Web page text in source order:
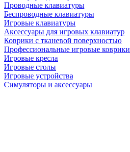
Проводные клавиатуры
Беспроводные клавиатуры
Игровые клавиатуры
Аксессуары для игровых клавиатур
Коврики с тканевой поверхностью
Профессиональные игровые коврики
Игровые кресла
Игровые столы
Игровые устройства
Симуляторы и аксессуары